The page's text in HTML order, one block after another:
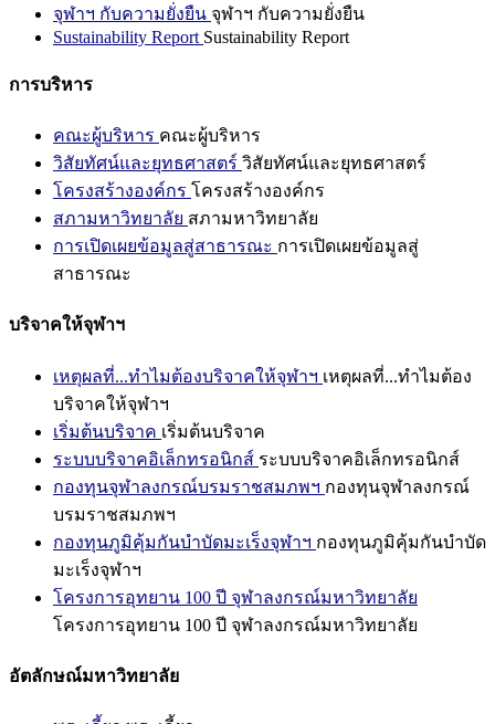
จุฬาฯ กับความยั่งยืน จุฬาฯ กับความยั่งยืน
Sustainability Report Sustainability Report
การบริหาร
คณะผู้บริหาร คณะผู้บริหาร
วิสัยทัศน์และยุทธศาสตร์ วิสัยทัศน์และยุทธศาสตร์
โครงสร้างองค์กร โครงสร้างองค์กร
สภามหาวิทยาลัย สภามหาวิทยาลัย
การเปิดเผยข้อมูลสู่สาธารณะ การเปิดเผยข้อมูลสู่
สาธารณะ
บริจาคให้จุฬาฯ
เหตุผลที่...ทำไมต้องบริจาคให้จุฬาฯ เหตุผลที่...ทำไมต้อง
บริจาคให้จุฬาฯ
เริ่มต้นบริจาค เริ่มต้นบริจาค
ระบบบริจาคอิเล็กทรอนิกส์ ระบบบริจาคอิเล็กทรอนิกส์
กองทุนจุฬาลงกรณ์บรมราชสมภพฯ กองทุนจุฬาลงกรณ์
บรมราชสมภพฯ
กองทุนภูมิคุ้มกันบำบัดมะเร็งจุฬาฯ กองทุนภูมิคุ้มกันบำบัด
มะเร็งจุฬาฯ
โครงการอุทยาน 100 ปี จุฬาลงกรณ์มหาวิทยาลัย
โครงการอุทยาน 100 ปี จุฬาลงกรณ์มหาวิทยาลัย
อัตลักษณ์มหาวิทยาลัย